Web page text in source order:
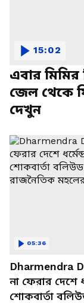
এবার মিমির
জেল থেকে
দেখুন
15:02
Dharmendra
না ফেরার দেশে
শোকবার্তা
05:36